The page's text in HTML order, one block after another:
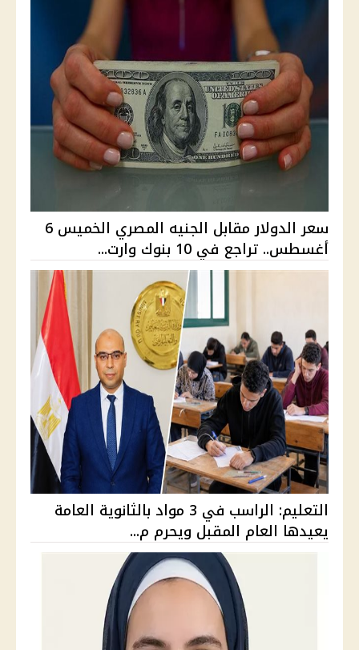
سعر الدولار مقابل الجنيه المصري الخميس 6
أغسطس.. تراجع في 10 بنوك وارت...
التعليم: الراسب في 3 مواد بالثانوية العامة
يعيدها العام المقبل ويحرم م...